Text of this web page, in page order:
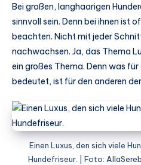
Bei großen, langhaarigen
sinnvoll sein. Denn bei ihnen ist
beachten. Nicht mit jeder
nachwachsen. Ja, das Thema
ein großes Thema. Denn was
bedeutet, ist für den anderen
Einen Luxus, den sich viele
Hundefriseur. | Foto: